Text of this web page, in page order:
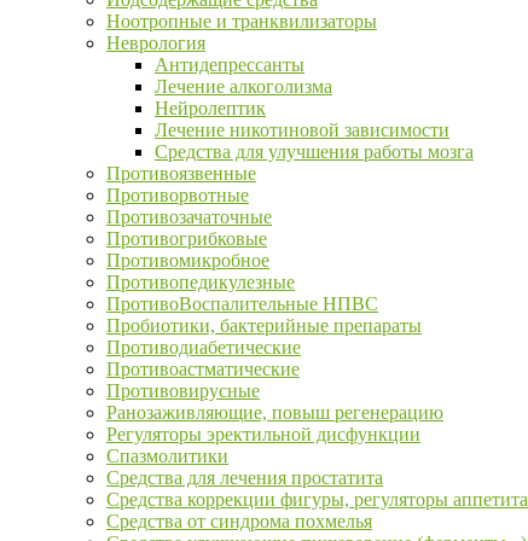
Ноотропные и транквилизаторы
Неврология
Антидепрессанты
Лечение алкоголизма
Нейролептик
Лечение никотиновой зависимости
Средства для улучшения работы мозга
Противоязвенные
Противорвотные
Противозачаточные
Противогрибковые
Противомикробное
Противопедикулезные
ПротивоВоспалительные НПВС
Пробиотики, бактерийные препараты
Противодиабетические
Противоастматические
Противовирусные
Ранозаживляющие, повыш регенерацию
Регуляторы эректильной дисфункции
Спазмолитики
Средства для лечения простатита
Средства коррекции фигуры, регуляторы аппетита
Средства от синдрома похмелья